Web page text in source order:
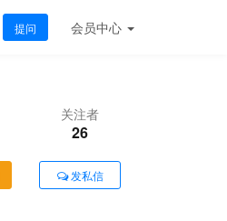
提问 会员中心
关注者
26
发私信